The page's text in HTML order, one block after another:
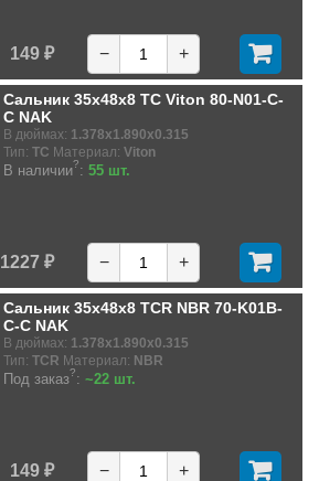
149 ₽ − +
Сальник 35x48x8 TC Viton 80-N01-C-
C NAK
В дюймах: 1.378x1.890x0.315
Тип: TC Материал: Viton
В наличии?: 55 шт.
1227 ₽ − +
Сальник 35x48x8 TCR NBR 70-K01B-
C-C NAK
В дюймах: 1.378x1.890x0.315
Тип: TCR Материал: NBR
Под заказ?: ~22 шт.
149 ₽ − +